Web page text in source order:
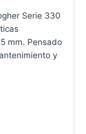
Serie 330
mm. Pensado
y